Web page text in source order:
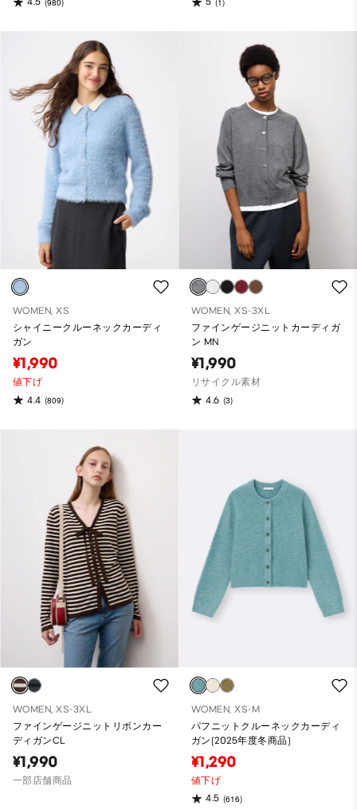
WOMEN, XS
シャイニークルーネックカーディ
ガン
¥1,990
値下げ
4.4 (809)
WOMEN, XS-3XL
ファインゲージニットカーディガ
ン MN
¥1,990
リサイクル素材
4.6 (3)
WOMEN, XS-3XL
ファインゲージニットリボンカー
ディガンCL
¥1,990
一部店舗商品
WOMEN, XS-M
パフニットクルーネックカーディ
ガン(2025年度冬商品)
¥1,290
値下げ
4.5 (616)